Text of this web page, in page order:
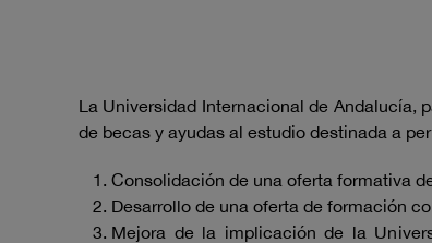
La Universidad Internacional de Andalucía,
de becas y ayudas al estudio destinada a
Consolidación de una oferta formativa
Desarrollo de una oferta de formación
Mejora de la implicación de la